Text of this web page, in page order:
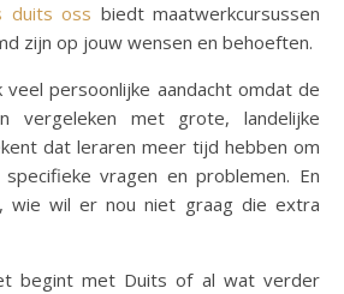
duits oss biedt maatwerkcursussen
zijn op jouw wensen en behoeften.
veel persoonlijke aandacht omdat de
vergeleken met grote, landelijke
dat leraren meer tijd hebben om
vragen en problemen. En
wie wil er nou niet graag die extra
begint met Duits of al wat verder